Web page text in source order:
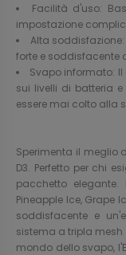
Facilità d'uso:
impostazione
Alta
forte e soddisfacente
Svapo informato:
sui livelli di batteria
essere mai colto alla
Sperimenta il meglio
D3. Perfetto per chi
pacchetto
Pineapple Ice, Grape
soddisfacente e
sistema a tripla mesh
mondo dello svapo,